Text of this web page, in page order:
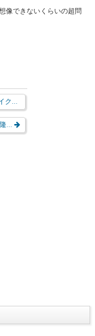
像できないくらいの超問
ク...
...